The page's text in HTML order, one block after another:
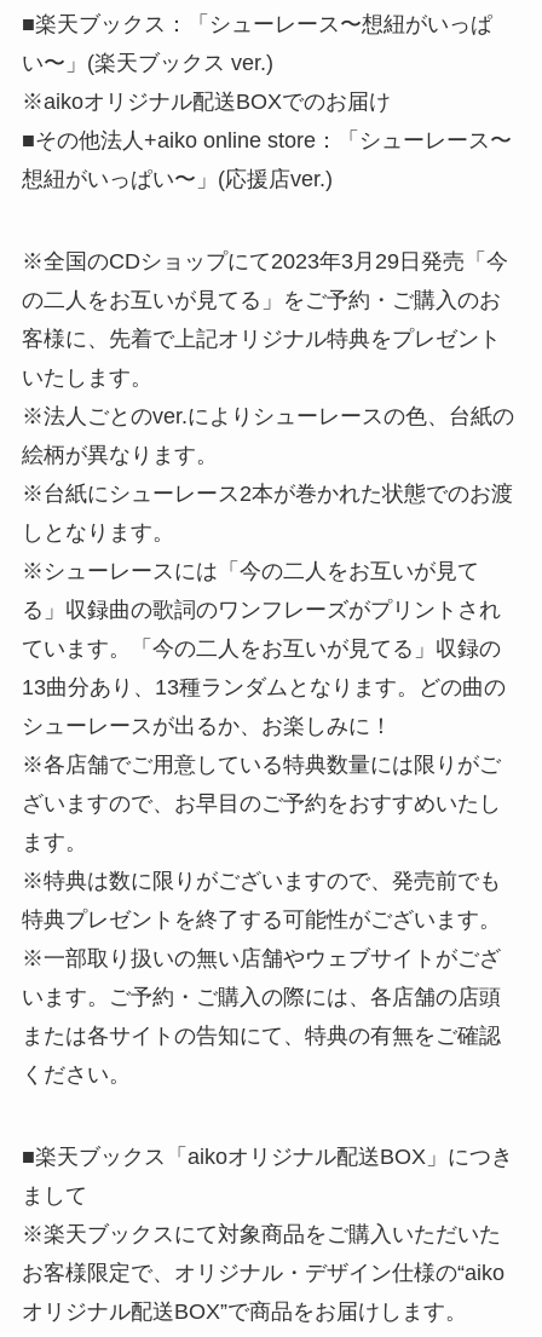
■楽天ブックス：「シューレース〜想紐がいっぱ
い〜」(楽天ブックス ver.)
※aikoオリジナル配送BOXでのお届け
■その他法人+aiko online store：「シューレース〜
想紐がいっぱい〜」(応援店ver.)
※全国のCDショップにて2023年3月29日発売「今
の二人をお互いが見てる」をご予約・ご購入のお
客様に、先着で上記オリジナル特典をプレゼント
いたします。
※法人ごとのver.によりシューレースの色、台紙の
絵柄が異なります。
※台紙にシューレース2本が巻かれた状態でのお渡
しとなります。
※シューレースには「今の二人をお互いが見て
る」収録曲の歌詞のワンフレーズがプリントされ
ています。「今の二人をお互いが見てる」収録の
13曲分あり、13種ランダムとなります。どの曲の
シューレースが出るか、お楽しみに！
※各店舗でご用意している特典数量には限りがご
ざいますので、お早目のご予約をおすすめいたし
ます。
※特典は数に限りがございますので、発売前でも
特典プレゼントを終了する可能性がございます。
※一部取り扱いの無い店舗やウェブサイトがござ
います。ご予約・ご購入の際には、各店舗の店頭
または各サイトの告知にて、特典の有無をご確認
ください。
■楽天ブックス「aikoオリジナル配送BOX」につき
まして
※楽天ブックスにて対象商品をご購入いただいた
お客様限定で、オリジナル・デザイン仕様の“aiko
オリジナル配送BOX”で商品をお届けします。